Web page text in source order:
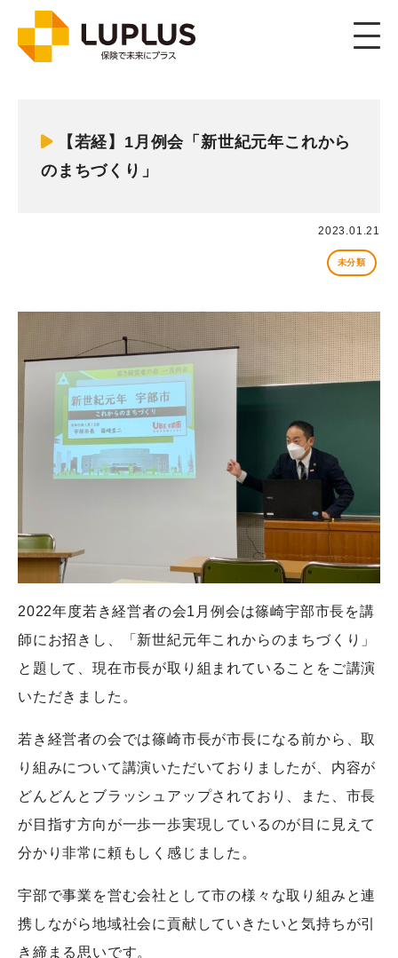
Member メンバー
【若経】1月例会「新世紀元年これから
のまちづくり」
2023.01.21
未分類
2022年度若き経営者の会1月例会は篠崎宇部市長を講
師にお招きし、「新世紀元年これからのまちづくり」
と題して、現在市長が取り組まれていることをご講演
いただきました。
若き経営者の会では篠崎市長が市長になる前から、取
り組みについて講演いただいておりましたが、内容が
どんどんとブラッシュアップされており、また、市長
が目指す方向が一歩一歩実現しているのが目に見えて
分かり非常に頼もしく感じました。
宇部で事業を営む会社として市の様々な取り組みと連
携しながら地域社会に貢献していきたいと気持ちが引
き締まる思いです。